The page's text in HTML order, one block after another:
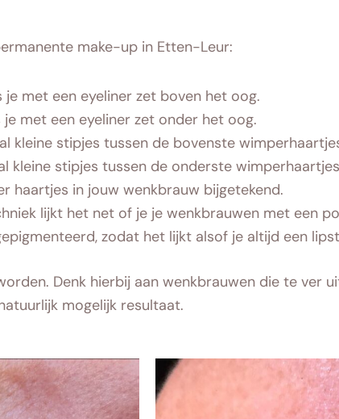
make-up in Etten-Leur:
met een eyeliner zet boven het oog.
met een eyeliner zet onder het oog.
kleine stipjes tussen de bovenste
kleine stipjes tussen de onderste
haartjes in jouw wenkbrauw bijgetekend.
lijkt het net of je je wenkbrauwen met een
zodat het lijkt alsof je altijd een
Denk hierbij aan wenkbrauwen die te ver
mogelijk resultaat.